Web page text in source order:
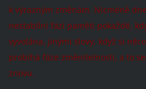
k výrazným změnám. Nicméně
nestabilní fází paměti pokaždé,
vyvolána, jinými slovy, když si
probíhá fáze změnitelnosti, a to
znovu.